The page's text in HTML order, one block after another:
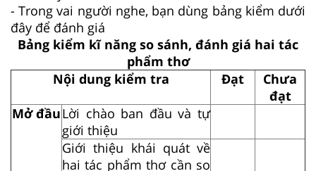
- Trong vai người nghe, bạn dùng bảng kiểm dưới
đây để đánh giá
Bảng kiểm kĩ năng so sánh, đánh giá hai tác
phẩm thơ
Nội dung kiểm tra
Đạt
Chưa
đạt
Mở đầuLời chào ban đầu và tự
giới thiệu
Giới thiệu khái quát về
hai tác phẩm thơ cần so